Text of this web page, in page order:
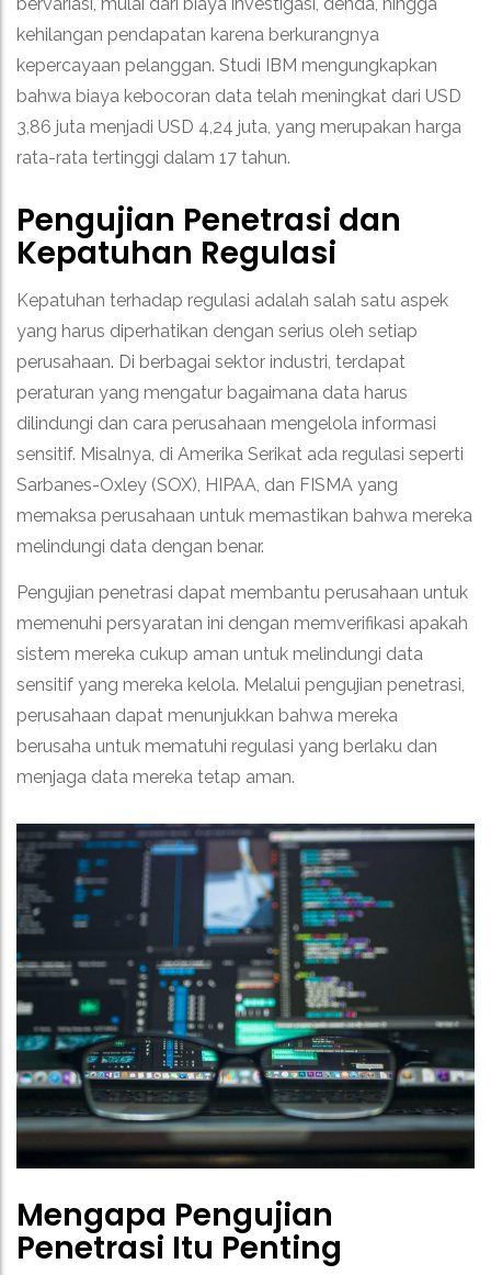
kehilangan pendapatan karena berkurangnya
kepercayaan pelanggan. Studi IBM mengungkapkan
bahwa biaya kebocoran data telah meningkat dari USD
3,86 juta menjadi USD 4,24 juta, yang merupakan harga
rata-rata tertinggi dalam 17 tahun.
Pengujian Penetrasi dan
Kepatuhan Regulasi
Kepatuhan terhadap regulasi adalah salah satu aspek
yang harus diperhatikan dengan serius oleh setiap
perusahaan. Di berbagai sektor industri, terdapat
peraturan yang mengatur bagaimana data harus
dilindungi dan cara perusahaan mengelola informasi
sensitif. Misalnya, di Amerika Serikat ada regulasi seperti
Sarbanes-Oxley (SOX), HIPAA, dan FISMA yang
memaksa perusahaan untuk memastikan bahwa mereka
melindungi data dengan benar.
Pengujian penetrasi dapat membantu perusahaan untuk
memenuhi persyaratan ini dengan memverifikasi apakah
sistem mereka cukup aman untuk melindungi data
sensitif yang mereka kelola. Melalui pengujian penetrasi,
perusahaan dapat menunjukkan bahwa mereka
berusaha untuk mematuhi regulasi yang berlaku dan
menjaga data mereka tetap aman.
Mengapa Pengujian
Penetrasi Itu Penting